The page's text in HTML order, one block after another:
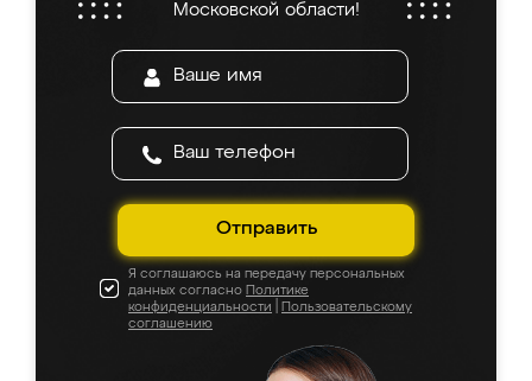
Московской области!
Отправить
Я соглашаюсь на передачу персональных
данных согласно Политике
конфиденциальности
Пользовательскому
соглашению